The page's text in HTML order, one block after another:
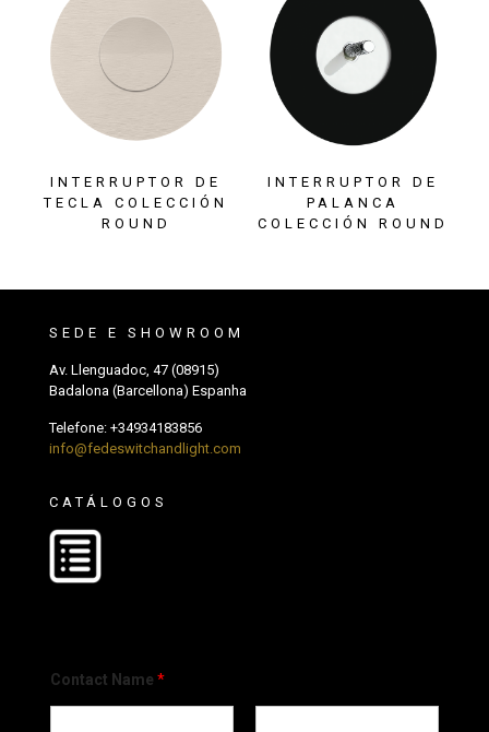
INTERRUPTOR DE
TECLA COLECCIÓN
ROUND
INTERRUPTOR DE
PALANCA
COLECCIÓN ROUND
SEDE E SHOWROOM
Av. Llenguadoc, 47 (08915)
Badalona (Barcellona) Espanha
Telefone: +34934183856
info@fedeswitchandlight.com
CATÁLOGOS
Contact Name *